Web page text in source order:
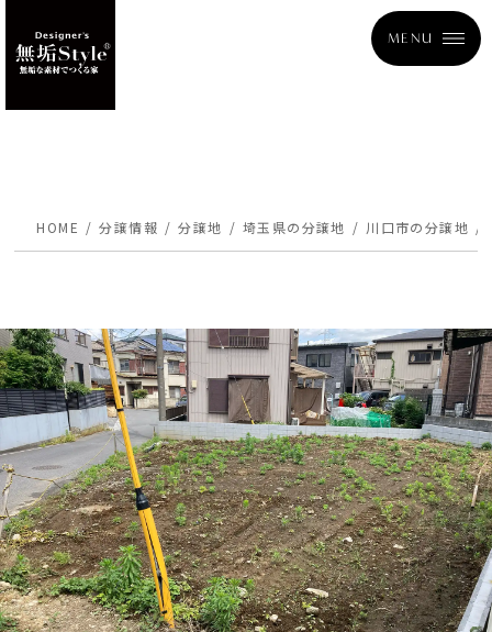
MENU
HOME 分譲情報 分譲地 埼玉県の分譲地 川口市の分譲地